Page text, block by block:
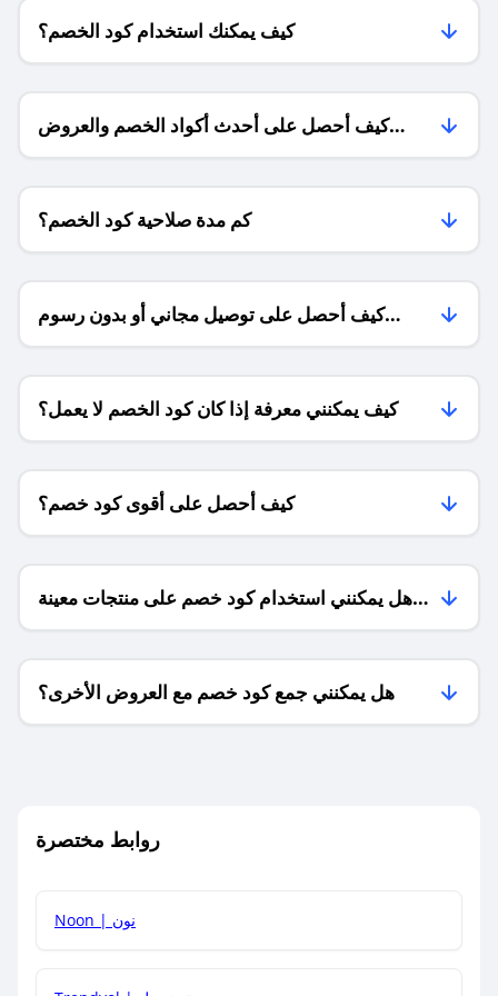
كيف يمكنك استخدام كود الخصم؟
كيف أحصل على أحدث أكواد الخصم والعروض
للمتاجر؟
كم مدة صلاحية كود الخصم؟
كيف أحصل على توصيل مجاني أو بدون رسوم
الشحن ؟
كيف يمكنني معرفة إذا كان كود الخصم لا يعمل؟
كيف أحصل على أقوى كود خصم؟
هل يمكنني استخدام كود خصم على منتجات معينة
فقط؟
هل يمكنني جمع كود خصم مع العروض الأخرى؟
روابط مختصرة
Noon | نون